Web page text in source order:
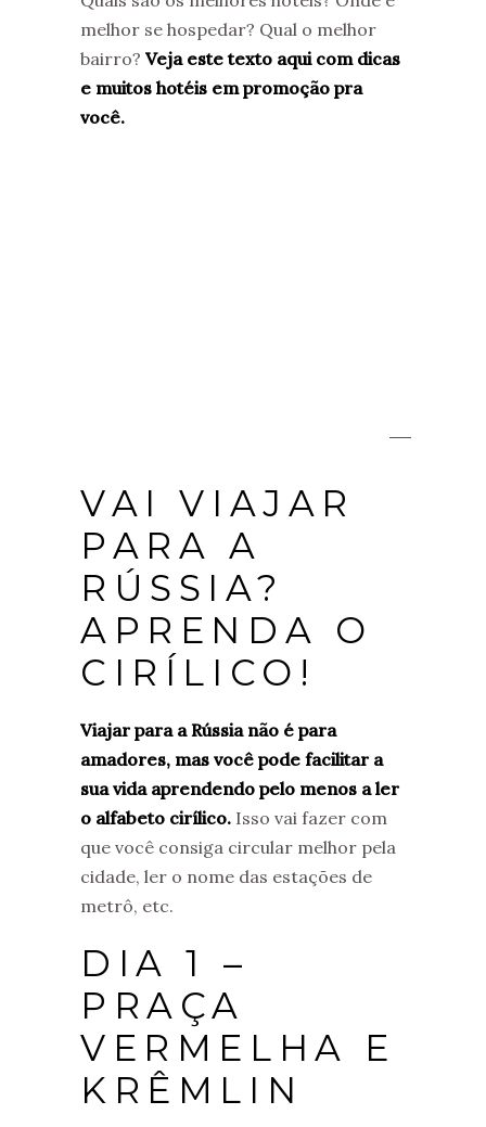
melhor se hospedar? Qual o melhor
bairro? Veja este texto aqui com dicas
e muitos hotéis em promoção pra
você.
VAI VIAJAR
PARA A
RÚSSIA?
APRENDA O
CIRÍLICO!
Viajar para a Rússia não é para
amadores, mas você pode facilitar a
sua vida aprendendo pelo menos a ler
o alfabeto cirílico. Isso vai fazer com
que você consiga circular melhor pela
cidade, ler o nome das estações de
metrô, etc.
DIA 1 –
PRAÇA
VERMELHA E
KRÊMLIN